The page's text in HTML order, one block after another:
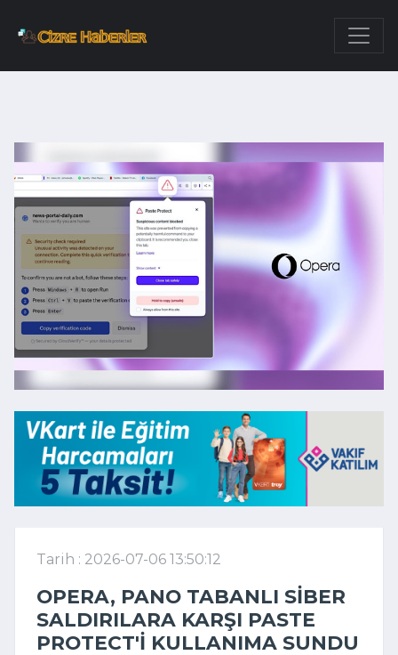
Tarih : 2026-07-06 13:50:12
OPERA, PANO TABANLI SIBER
SALDIRILARA KARŞI PASTE
PROTECT'I KULLANIMA SUNDU